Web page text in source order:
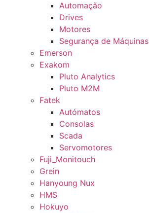
Automação
Drives
Motores
Segurança de Máquinas
Emerson
Exakom
Pluto Analytics
Pluto M2M
Fatek
Autómatos
Consolas
Scada
Servomotores
Fuji_Monitouch
Grein
Hanyoung Nux
HMS
Hokuyo